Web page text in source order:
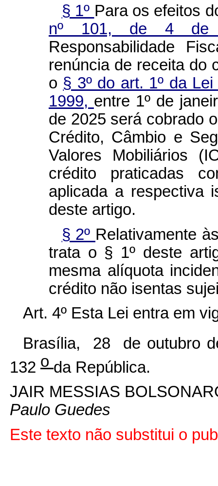
§ 1º Para os efeitos
nº 101, de 4
Responsabilidade
renúncia de receita do
o § 3º do art. 1º da
1999, entre 1º de
de 2025 será cobrado
Crédito, Câmbio e
Valores Mobiliários
crédito praticadas
aplicada a respectiva
deste artigo.
§ 2º Relativamente
trata o § 1º deste
mesma alíquota
crédito não isentas
Art. 4º Esta Lei entra em
Brasília, 28 de outubro
132 o da República.
JAIR MESSIAS
Paulo Guedes
Este texto não substitui o